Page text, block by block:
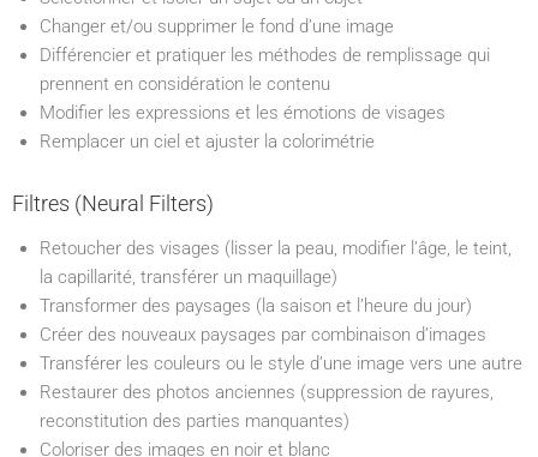
Changer et/ou supprimer le fond d’une image
Différencier et pratiquer les méthodes de remplissage qui
prennent en considération le contenu
Modifier les expressions et les émotions de visages
Remplacer un ciel et ajuster la colorimétrie
Filtres (Neural Filters)
Retoucher des visages (lisser la peau, modifier l’âge, le teint,
la capillarité, transférer un maquillage)
Transformer des paysages (la saison et l’heure du jour)
Créer des nouveaux paysages par combinaison d’images
Transférer les couleurs ou le style d’une image vers une autre
Restaurer des photos anciennes (suppression de rayures,
reconstitution des parties manquantes)
Coloriser des images en noir et blanc